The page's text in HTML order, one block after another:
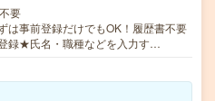
要
は事前登録だけでもOK！履歴書不要
録★氏名・職種などを入力す…